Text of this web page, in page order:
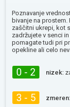
Poznavanje
bivanje na
zaščitni ukrepi, kot
zadržujete v senci
pomagate tudi pri
opekline ali celo
0 - 2 nizek:
3 - 5 zmeren: